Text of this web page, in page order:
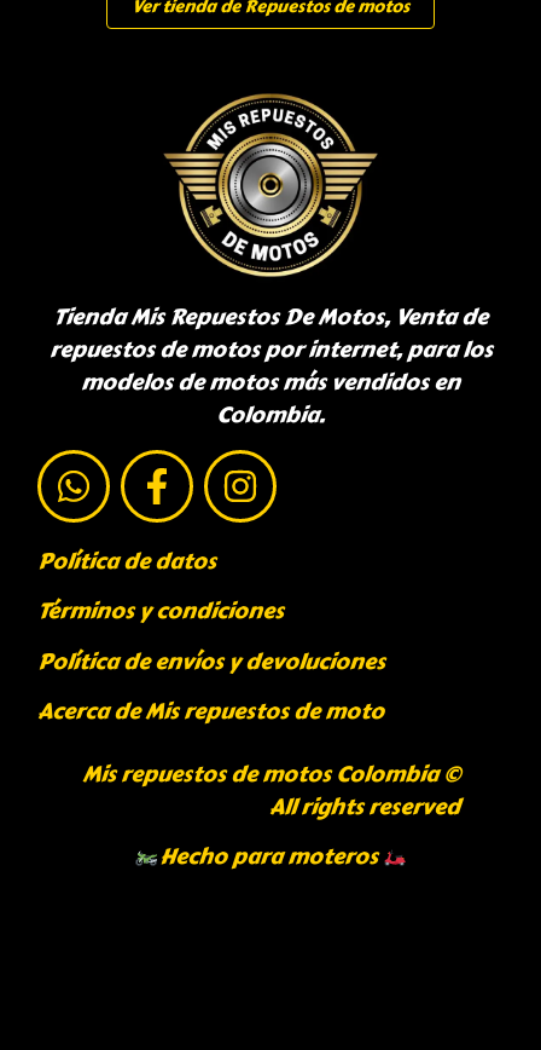
Ver tienda de Repuestos de motos
Tienda Mis Repuestos De Motos, Venta de
repuestos de motos por internet, para los
modelos de motos más vendidos en
Colombia.
Política de datos
Términos y condiciones
Política de envíos y devoluciones
Acerca de Mis repuestos de moto
Mis repuestos de motos Colombia ©
All rights reserved
Hecho para moteros